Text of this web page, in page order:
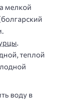
мелкой
.
теплой
воду в